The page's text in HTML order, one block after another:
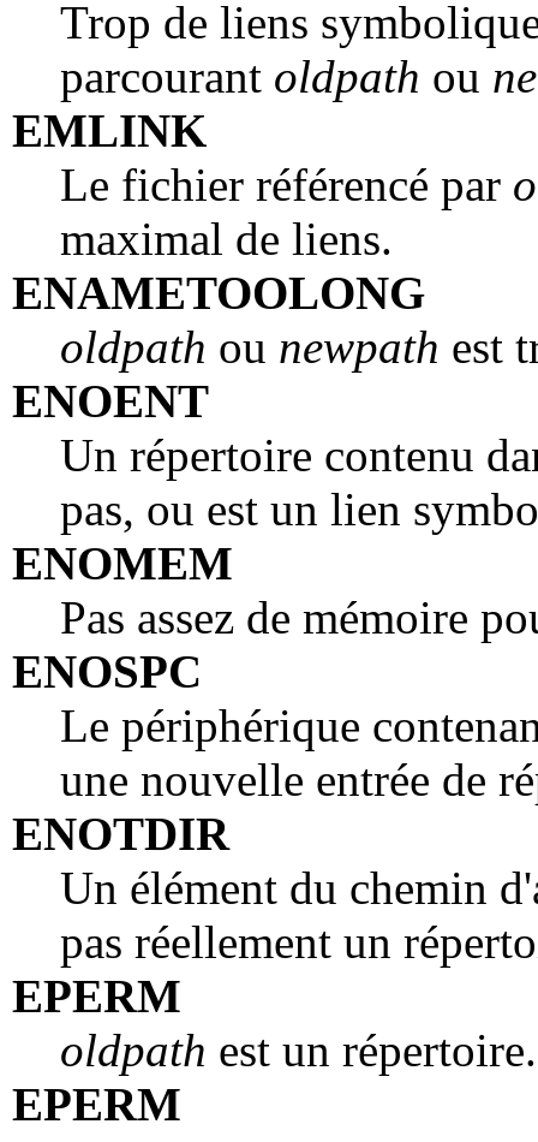
Trop de liens
parcourant oldpath ou
EMLINK
Le fichier référencé par
maximal de liens.
ENAMETOOLONG
oldpath ou newpath est
ENOENT
Un répertoire contenu
pas, ou est un lien
ENOMEM
Pas assez de mémoire
ENOSPC
Le périphérique
une nouvelle entrée de
ENOTDIR
Un élément du chemin
pas réellement un
EPERM
oldpath est un répertoire.
EPERM